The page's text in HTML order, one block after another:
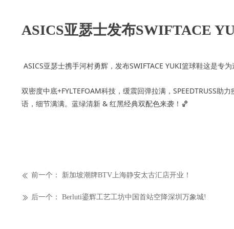
ASICS亚瑟士发布SWIFTACE
ASICS亚瑟士携手河村勇辉，发布SWIFTACE YUKI篮球鞋这是专
双密度中底+FYLTEFOAM科技，缓震回弹拉满，SPEEDTRUSS
语，细节满满。蓝绿清新 & 红黑经典双配色来袭！🏀
ꅃ 前一个： 新加坡潮牌BTV上海静安太古汇店开业！
ꅀ 后一个： Berluti鎏辉工艺工坊中国首站空降深圳万象城!